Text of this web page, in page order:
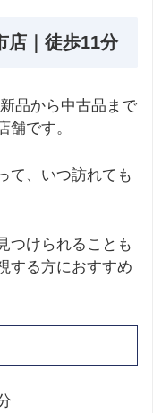
店｜徒歩11分
品から中古品まで
です。
て、いつ訪れても
つけられることも
する方におすすめ